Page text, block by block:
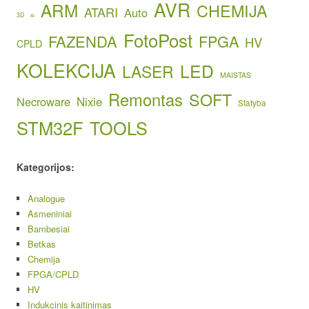
3D AI ARM ATARI Auto AVR CHEMIJA
CPLD FAZENDA FotoPost FPGA HV
KOLEKCIJA LASER LED MAISTAS
Necroware Nixie Remontas SOFT Statyba
STM32F TOOLS
Kategorijos:
Analogue
Asmeniniai
Bambesiai
Betkas
Chemija
FPGA/CPLD
HV
Indukcinis kaitinimas